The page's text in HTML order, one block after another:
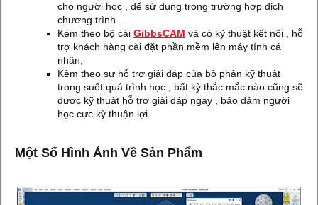
cho người học , để sử dụng trong trường hợp dịch
chương trình .
Kèm theo bộ cài GibbsCAM và có kỹ thuật kết nối , hỗ
trợ khách hàng cài đặt phần mềm lên máy tính cá
nhân,
Kèm theo sự hỗ trợ giải đáp của bộ phận kỹ thuật
trong suốt quá trình học , bất kỳ thắc mắc nào cũng sẽ
được kỹ thuật hỗ trợ giải đáp ngay , bảo đảm người
học cực kỳ thuận lợi.
Một Số Hình Ảnh Về Sản Phẩm